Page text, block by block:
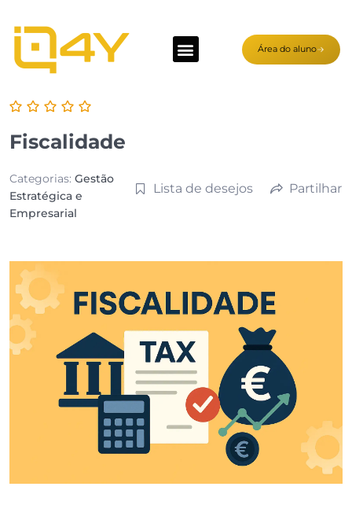
Área do aluno
Fiscalidade
Categorias: Gestão
Estratégica e
Empresarial
Lista de desejos Partilhar